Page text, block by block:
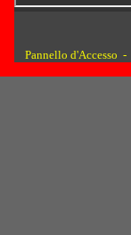
Pannello d'Accesso -